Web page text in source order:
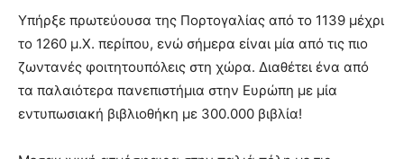
Υπήρξε πρωτεύουσα της Πορτογαλίας από το 1139 μέχρι
το 1260 μ.Χ. περίπου, ενώ σήμερα είναι μία από τις πιο
ζωντανές φοιτητουπόλεις στη χώρα. Διαθέτει ένα από
τα παλαιότερα πανεπιστήμια στην Ευρώπη με μία
εντυπωσιακή βιβλιοθήκη με 300.000 βιβλία!